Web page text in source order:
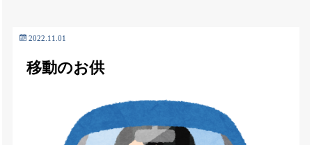
2022.11.01
移動のお供